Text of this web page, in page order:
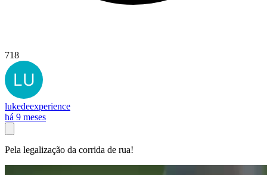
718
lukedeexperience
há 9 meses
Pela legalização da corrida de rua!